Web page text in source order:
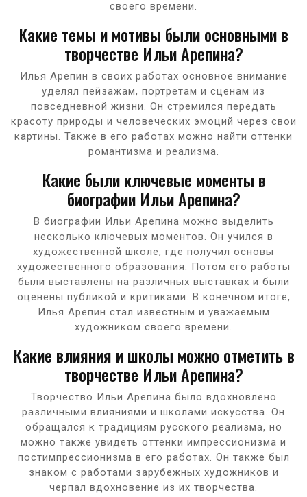
своего времени.
Какие темы и мотивы были основными в
творчестве Ильи Арепина?
Илья Арепин в своих работах основное внимание
уделял пейзажам, портретам и сценам из
повседневной жизни. Он стремился передать
красоту природы и человеческих эмоций через свои
картины. Также в его работах можно найти оттенки
романтизма и реализма.
Какие были ключевые моменты в
биографии Ильи Арепина?
В биографии Ильи Арепина можно выделить
несколько ключевых моментов. Он учился в
художественной школе, где получил основы
художественного образования. Потом его работы
были выставлены на различных выставках и были
оценены публикой и критиками. В конечном итоге,
Илья Арепин стал известным и уважаемым
художником своего времени.
Какие влияния и школы можно отметить в
творчестве Ильи Арепина?
Творчество Ильи Арепина было вдохновлено
различными влияниями и школами искусства. Он
обращался к традициям русского реализма, но
можно также увидеть оттенки импрессионизма и
постимпрессионизма в его работах. Он также был
знаком с работами зарубежных художников и
черпал вдохновение из их творчества.